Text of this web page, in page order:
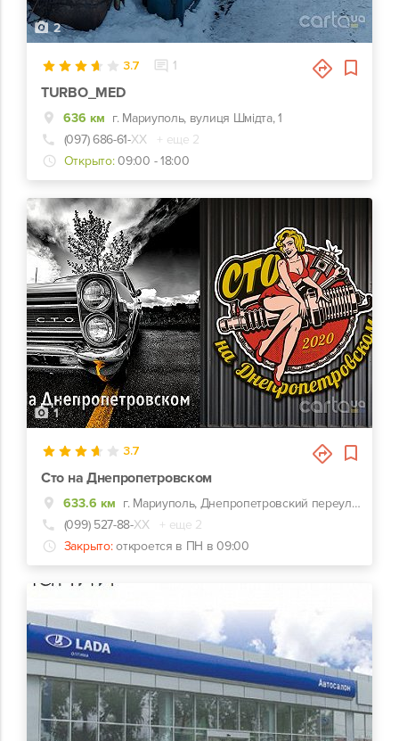
2
3.7 1
TURBO_MED
636 км г. Мариуполь, вулиця Шмідта, 1
(097) 686-61-ХХ
+ еще 2
Открыто: 09:00 - 18:00
1
3.7
Сто на Днепропетровском
633.6 км
г. Мариуполь, Днепропетровский переулок, 19/2
(099) 527-88-ХХ
+ еще 2
Закрыто: откроется в ПН в 09:00